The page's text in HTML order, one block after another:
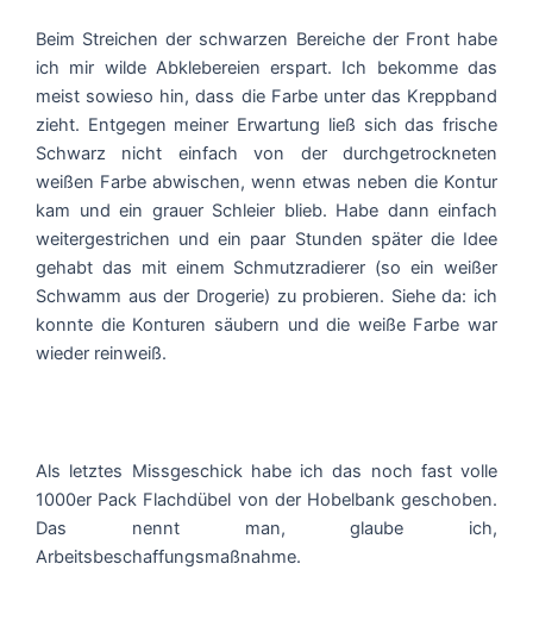
Beim Streichen der schwarzen Bereiche der Front habe
ich mir wilde Abklebereien erspart. Ich bekomme das
meist sowieso hin, dass die Farbe unter das Kreppband
zieht. Entgegen meiner Erwartung ließ sich das frische
Schwarz nicht einfach von der durchgetrockneten
weißen Farbe abwischen, wenn etwas neben die Kontur
kam und ein grauer Schleier blieb. Habe dann einfach
weitergestrichen und ein paar Stunden später die Idee
gehabt das mit einem Schmutzradierer (so ein weißer
Schwamm aus der Drogerie) zu probieren. Siehe da: ich
konnte die Konturen säubern und die weiße Farbe war
wieder reinweiß.
Als letztes Missgeschick habe ich das noch fast volle
1000er Pack Flachdübel von der Hobelbank geschoben.
Das nennt man, glaube ich,
Arbeitsbeschaffungsmaßnahme.